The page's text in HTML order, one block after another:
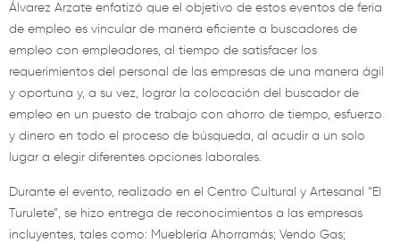
Álvarez Arzate enfatizó que el objetivo de estos eventos de feria
de empleo es vincular de manera eficiente a buscadores de
empleo con empleadores, al tiempo de satisfacer los
requerimientos del personal de las empresas de una manera ágil
y oportuna y, a su vez, lograr la colocación del buscador de
empleo en un puesto de trabajo con ahorro de tiempo, esfuerzo
y dinero en todo el proceso de búsqueda, al acudir a un solo
lugar a elegir diferentes opciones laborales.
Durante el evento, realizado en el Centro Cultural y Artesanal “El
Turulete”, se hizo entrega de reconocimientos a las empresas
incluyentes, tales como: Mueblería Ahorramás; Vendo Gas;